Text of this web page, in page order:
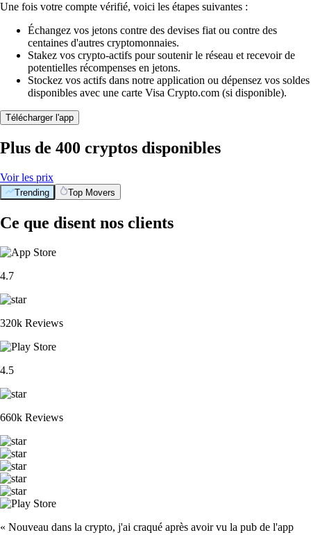
Une fois votre compte vérifié, voici les étapes suivantes :
Échangez vos jetons contre des devises fiat ou contre des
centaines d'autres cryptomonnaies.
Stakez vos crypto-actifs pour soutenir le réseau et recevoir de
potentielles récompenses en jetons.
Stockez vos actifs dans notre application ou dépensez vos soldes
disponibles avec une carte Visa Crypto.com (si disponible).
Télécharger l'app
Plus de 400 cryptos disponibles
Voir les prix
Trending Top Movers
Ce que disent nos clients
4.7
320k Reviews
4.5
660k Reviews
« Nouveau dans la crypto, j'ai craqué après avoir vu la pub de l'app